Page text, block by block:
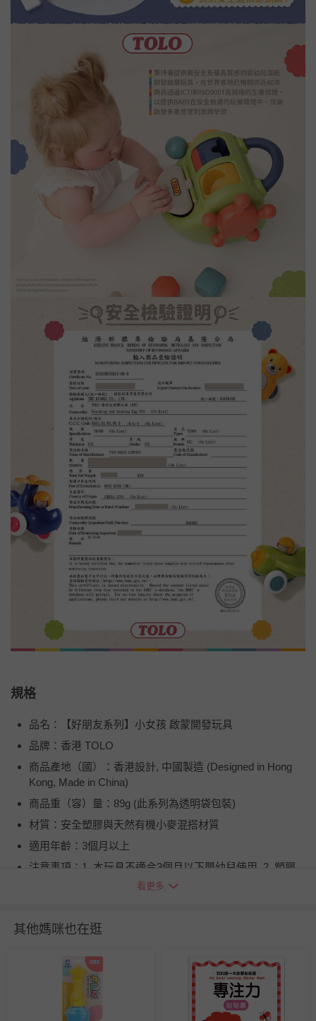
規格
品名：【好朋友系列】小女孩 啟蒙開發玩具
品牌：香港 TOLO
商品產地（國）：香港設計, 中國製造 (Designed in Hong
Kong, Made in China)
商品重（容）量：89g (此系列為透明袋包裝)
材質：安全塑膠與天然有機小麥混搭材質
適用年齡：3個月以上
注意事項：1. 本玩具不適合3個月以下嬰幼兒使用. 2. 塑膠
製品請遠離高溫與火燄, 所有零件請勿吞食. 3. 請將包裝盒丟
BSMI商品檢驗標識字號：M38383
洗滌/清潔建議：乾淨濕布擦拭即可
您所購買的商品享有7天的鑑賞期／猶豫期權益，但此期間
並非試用期，您所退回的商品必須是未經使用的全新狀態，
看更多
其他媽咪也在逛